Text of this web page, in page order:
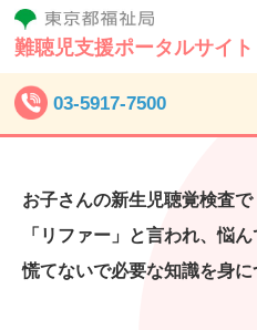
難聴児支援ポータルサイト
03-5917-7500
お子さんの新生児聴覚検査で
「リファー」と言われ、悩
慌てないで必要な知識を身に